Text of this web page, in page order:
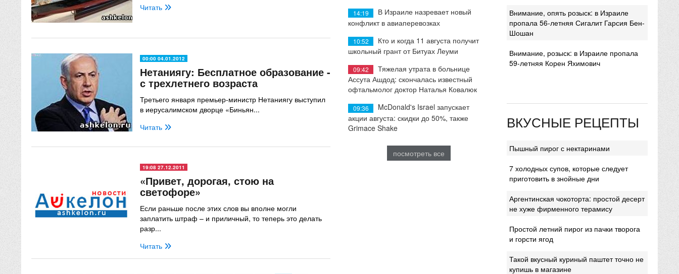
Читать
00:00 04.01.2012
Нетаниягу: Бесплатное образование -
с трехлетнего возраста
Третьего января премьер-министр Нетаниягу выступил
в иерусалимском дворце «Биньян...
Читать
19:08 27.12.2011
«Привет, дорогая, стою на
светофоре»
Если раньше после этих слов вы вполне могли
заплатить штраф – и приличный, то теперь это делать
разр...
Читать
14:19
В Израиле назревает новый
конфликт в авиаперевозках
10:52
Кто и когда 11 августа получит
школьный грант от Битуах Леуми
09:42
Тяжелая утрата в больнице
Ассута Ашдод: скончалась известный
офтальмолог доктор Наталья Ковалюк
09:36
McDonald's Israel запускает
акции августа: скидки до 50%, также
Grimace Shake
посмотреть все
Внимание, опять розыск: в Израиле
пропала 56-летняя Сигалит Гарсия Бен-
Шошан
Внимание, розыск: в Израиле пропала
59-летняя Корен Яхимович
ВКУСНЫЕ РЕЦЕПТЫ
Пышный пирог с нектаринами
7 холодных супов, которые следует
приготовить в знойные дни
Аргентинская чокоторта: простой десерт
не хуже фирменного терамису
Простой летний пирог из пачки творога
и горсти ягод
Такой вкусный куриный паштет точно не
купишь в магазине